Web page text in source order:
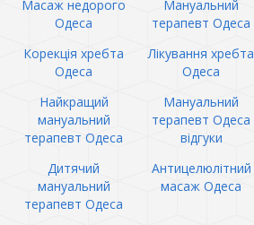
Масаж недорого
Одеса
Мануальний
терапевт Одеса
Корекція хребта
Одеса
Лікування хребта
Одеса
Найкращий
мануальний
терапевт Одеса
Мануальний
терапевт Одеса
відгуки
Дитячий
мануальний
терапевт Одеса
Антицелюлітний
масаж Одеса